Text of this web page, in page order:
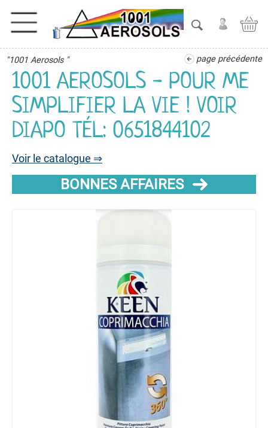
"1001 Aerosols " page précédente
1001 AEROSOLS - POUR ME
SIMPLIFIER LA VIE ! VOIR
DIAPO TÉL: 0651844102
Voir le catalogue ⇒
BONNES AFFAIRES
ADHESIFS
ETANCHEITE
ISOLATION
LUBRIFIANT